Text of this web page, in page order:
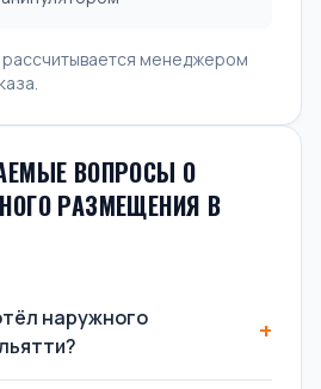
менеджером
ВОПРОСЫ О
РАЗМЕЩЕНИЯ В
наружного